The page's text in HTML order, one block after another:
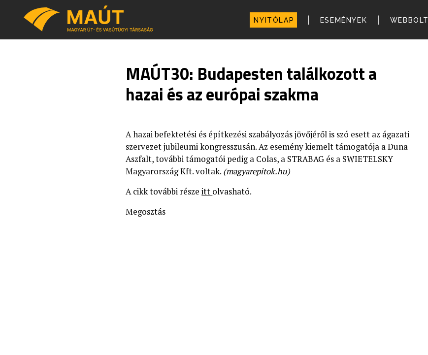
NYITÓLAP | ESEMÉNYEK | WEBBOLT
MAÚT30: Budapesten találkozott a
hazai és az európai szakma
A hazai befektetési és építkezési szabályozás jövőjéről is szó esett az ágazati
szervezet jubileumi kongresszusán. Az esemény kiemelt támogatója a Duna
Aszfalt, további támogatói pedig a Colas, a STRABAG és a SWIETELSKY
Magyarország Kft. voltak. (magyarepitok.hu)
A cikk további részeitt olvasható.
Megosztás